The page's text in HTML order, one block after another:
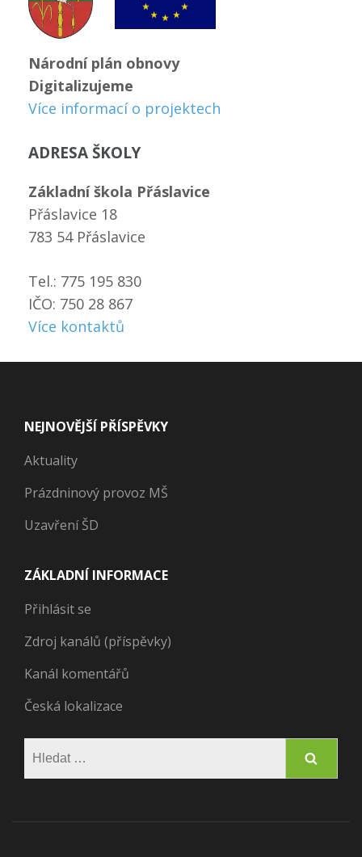
Národní plán obnovy
Digitalizujeme
Více informací o projektech
ADRESA ŠKOLY
Základní škola Přáslavice
Přáslavice 18
783 54 Přáslavice
Tel.: 775 195 830
IČO: 750 28 867
Více kontaktů
NEJNOVĚJŠÍ PŘÍSPĚVKY
Aktuality
Prázdninový provoz MŠ
Uzavření ŠD
ZÁKLADNÍ INFORMACE
Přihlásit se
Zdroj kanálů (příspěvky)
Kanál komentářů
Česká lokalizace